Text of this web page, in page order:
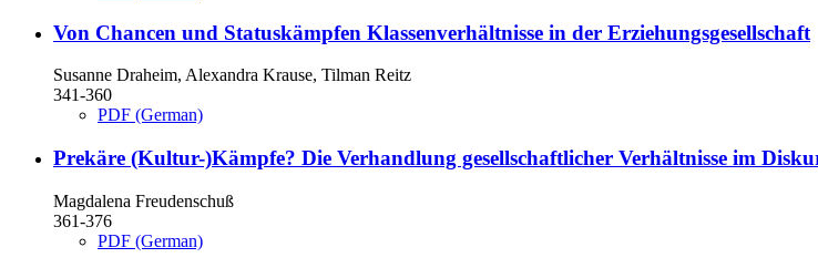
Von Chancen und Statuskämpfen Klassenverhältnisse in der Erziehungsgesellschaft
Susanne Draheim, Alexandra Krause, Tilman Reitz
341-360
PDF (German)
Prekäre (Kultur-)Kämpfe? Die Verhandlung gesellschaftlicher Verhältnisse im
Magdalena Freudenschuß
361-376
PDF (German)